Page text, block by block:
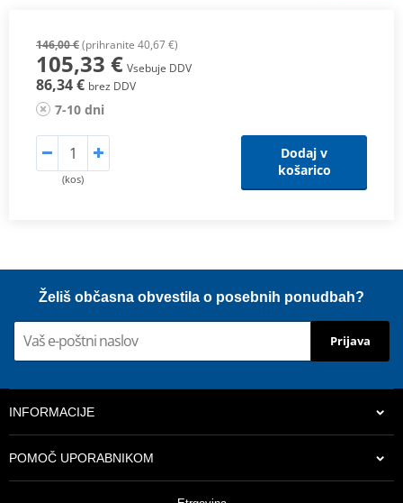
146,00 €(prihranite 40,67 €)
105,33 € Vsebuje DDV
86,34 € brez DDV
7-10 dni
(kos)
Dodaj v
košarico
Želiš občasna obvestila o posebnih ponudbah?
Prijava
INFORMACIJE
POMOČ UPORABNIKOM